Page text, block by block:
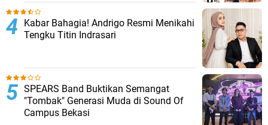
Kabar Bahagia! Andrigo Resmi Menikahi
Tengku Titin Indrasari
SPEARS Band Buktikan Semangat
"Tombak" Generasi Muda di Sound Of
Campus Bekasi